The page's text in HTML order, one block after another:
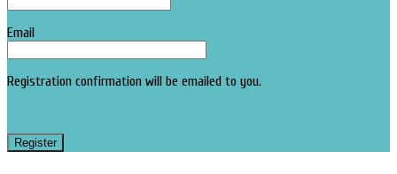
Email
Registration confirmation will be emailed to you.